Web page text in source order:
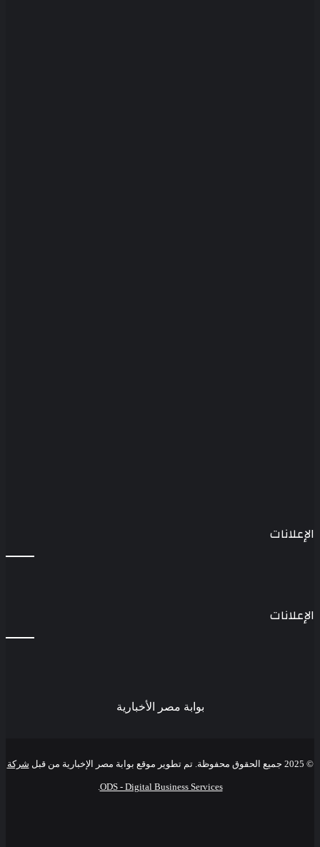
الإعلانات
الإعلانات
بوابة مصر الأخبارية
© 2025 جميع الحقوق محفوظة. تم تطوير موقع بوابة مصر الإخبارية من قبل شركة
ODS - Digital Business Services
.